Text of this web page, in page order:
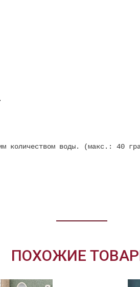
количеством воды. (макс.: 40
ПОХОЖИЕ